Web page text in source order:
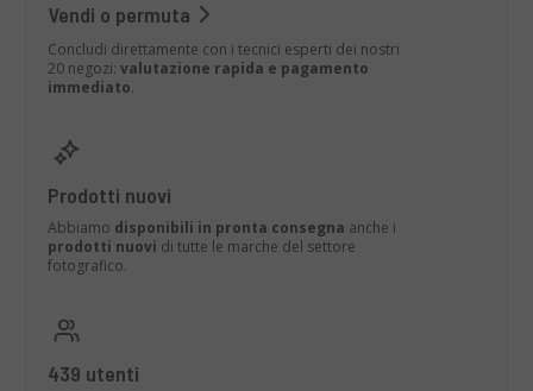
Vendi o permuta
Concludi direttamente con i tecnici esperti dei nostri
20 negozi: valutazione rapida e pagamento
immediato.
Prodotti nuovi
Abbiamo disponibili in pronta consegna anche i
prodotti nuovi di tutte le marche del settore
fotografico.
439 utenti